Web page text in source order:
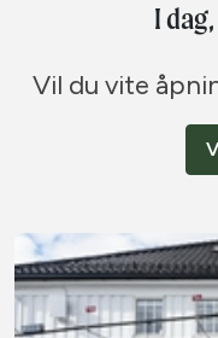
I
Vil du vite